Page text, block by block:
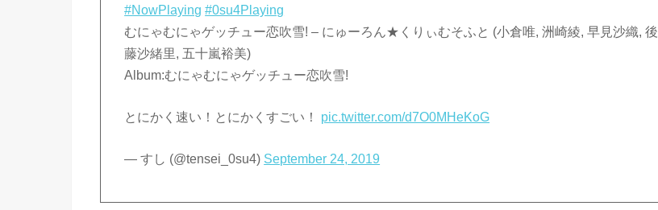
#NowPlaying #0su4Playing
むにゃむにゃゲッチュー恋吹雪! – にゅーろん★くりぃむそふと (小倉唯, 洲崎綾, 早見沙織, 後
藤沙緒里, 五十嵐裕美)
Album:むにゃむにゃゲッチュー恋吹雪!
とにかく速い！とにかくすごい！ pic.twitter.com/d7O0MHeKoG
— すし (@tensei_0su4) September 24, 2019